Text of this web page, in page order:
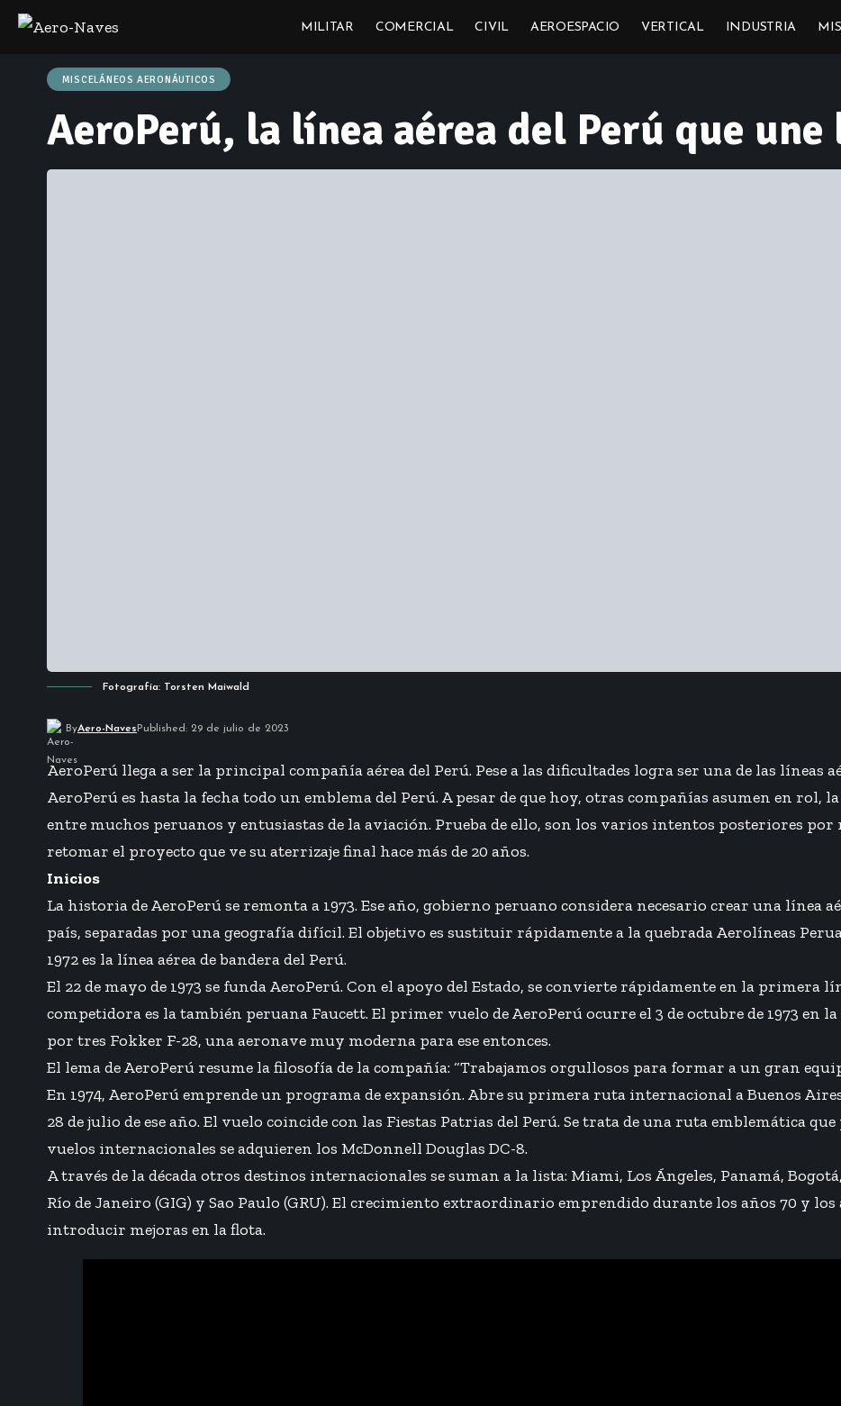
MILITAR COMERCIAL CIVIL AEROESPACIO VERTICAL INDUSTRIA
MISCELÁNEOS AERONÁUTICOS
AeroPerú, la línea aérea del Perú que une
Fotografía: Torsten Maiwald
ByAero-Naves Published: 29 de julio de 2023
AeroPerú llega a ser la principal compañía aérea del Perú. Pese a las dificultades logra ser una de las líneas
AeroPerú es hasta la fecha todo un emblema del Perú. A pesar de que hoy, otras compañías asumen en rol,
entre muchos peruanos y entusiastas de la aviación. Prueba de ello, son los varios intentos posteriores por
retomar el proyecto que ve su aterrizaje final hace más de 20 años.
Inicios
La historia de AeroPerú se remonta a 1973. Ese año, gobierno peruano considera necesario crear una línea
país, separadas por una geografía difícil. El objetivo es sustituir rápidamente a la quebrada Aerolíneas
1972 es la línea aérea de bandera del Perú.
El 22 de mayo de 1973 se funda AeroPerú. Con el apoyo del Estado, se convierte rápidamente en la primera
competidora es la también peruana Faucett. El primer vuelo de AeroPerú ocurre el 3 de octubre de 1973 en
por tres Fokker F-28, una aeronave muy moderna para ese entonces.
El lema de AeroPerú resume la filosofía de la compañía: “Trabajamos orgullosos para formar a un gran
En 1974, AeroPerú emprende un programa de expansión. Abre su primera ruta internacional a Buenos Aires
28 de julio de ese año. El vuelo coincide con las Fiestas Patrias del Perú. Se trata de una ruta emblemática que
vuelos internacionales se adquieren los McDonnell Douglas DC-8.
A través de la década otros destinos internacionales se suman a la lista: Miami, Los Ángeles, Panamá,
Río de Janeiro (GIG) y Sao Paulo (GRU). El crecimiento extraordinario emprendido durante los años 70 y
introducir mejoras en la flota.